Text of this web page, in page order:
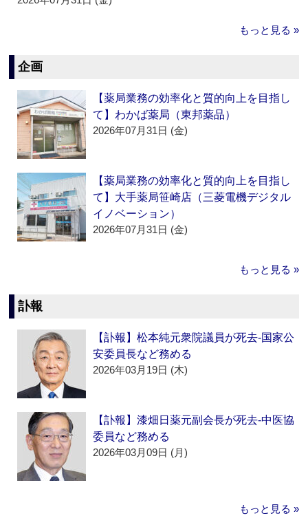
もっと見る »
企画
【薬局業務の効率化と質的向上を目指し
て】わかば薬局（東邦薬品）
2026年07月31日 (金)
【薬局業務の効率化と質的向上を目指し
て】大手薬局笹崎店（三菱電機デジタル
イノベーション）
2026年07月31日 (金)
もっと見る »
訃報
【訃報】松本純元衆院議員が死去‐国家公
安委員長など務める
2026年03月19日 (木)
【訃報】漆畑日薬元副会長が死去‐中医協
委員など務める
2026年03月09日 (月)
もっと見る »